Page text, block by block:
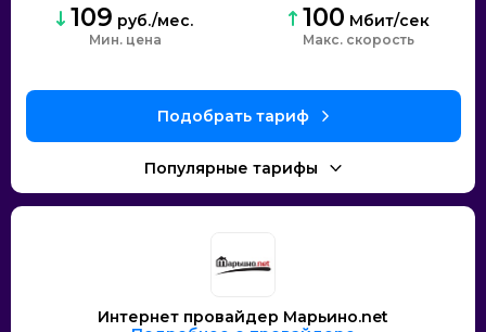
109 руб./мес.
Мин. цена
100 Мбит/сек
скорость
Интернет провайдер Марьино.net